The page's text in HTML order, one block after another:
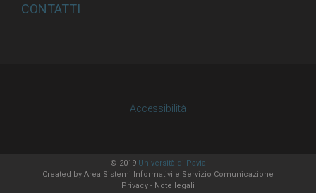
CONTATTI
Accessibilità
© 2019 Università di Pavia
Created by Area Sistemi Informativi e Servizio Comunicazione
Privacy - Note legali